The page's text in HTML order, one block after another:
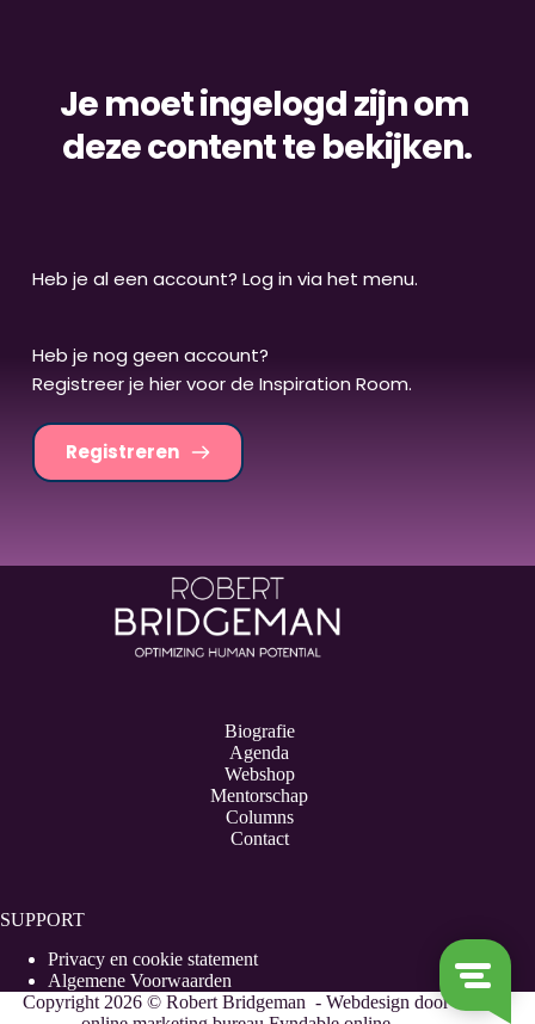
Je moet ingelogd zijn om
deze content te bekijken.
Heb je al een account? Log in via het menu.
Heb je nog geen account?
Registreer je hier voor de Inspiration Room.
Registreren
Biografie
Agenda
Webshop
Mentorschap
Columns
Contact
SUPPORT
Privacy en cookie statement
Algemene Voorwaarden
Copyright 2026 © Robert Bridgeman - Webdesign door